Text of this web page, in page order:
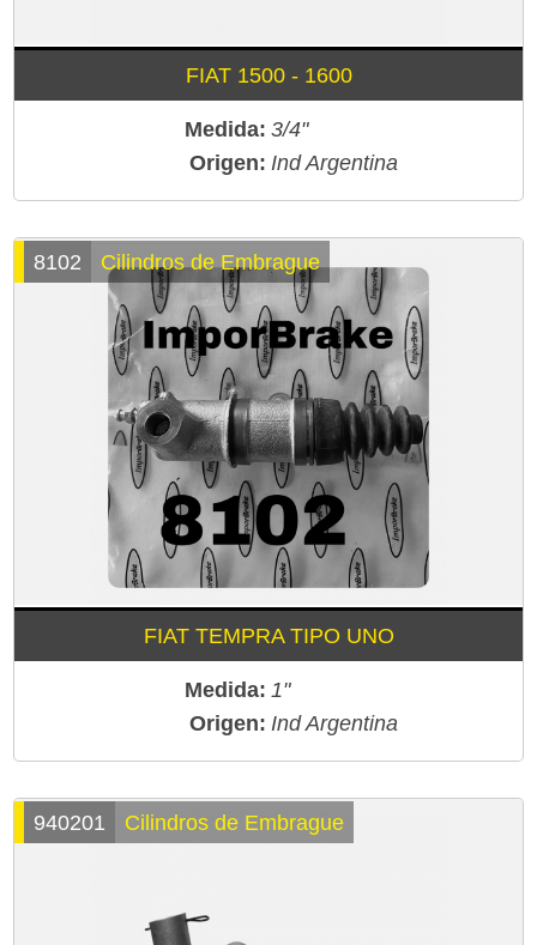
FIAT 1500 - 1600
Medida: 3/4"
Origen: Ind Argentina
FIAT TEMPRA TIPO UNO
Medida: 1"
Origen: Ind Argentina
8102 Cilindros de Embrague
940201 Cilindros de Embrague